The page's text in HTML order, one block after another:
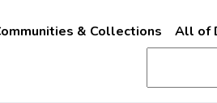
& Collections All of